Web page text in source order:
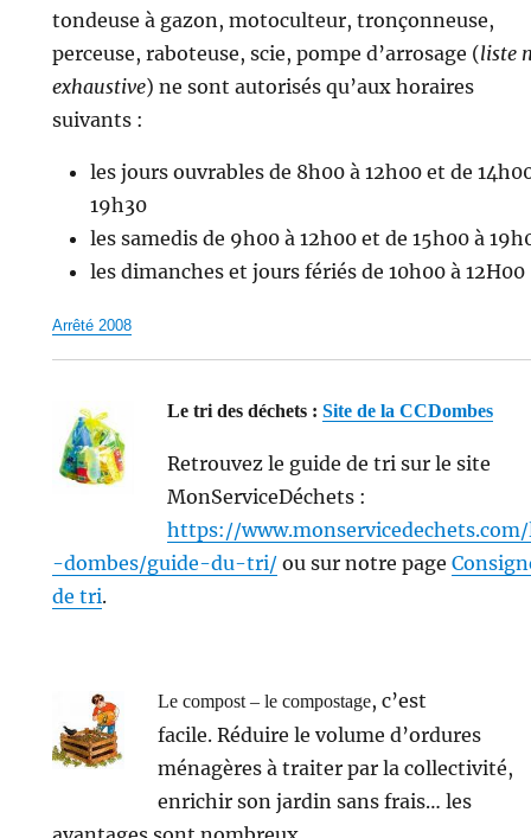
tondeuse à gazon, motoculteur, tronçonneuse,
perceuse, raboteuse, scie, pompe d’arrosage (liste
exhaustive) ne sont autorisés qu’aux horaires
suivants :
les jours ouvrables de 8h00 à 12h00 et de
19h30
les samedis de 9h00 à 12h00 et de 15h00 à
les dimanches et jours fériés de 10h00 à 12H00
Arrêté 2008
Le tri des déchets : Site de la CCDombes
Retrouvez le guide de tri sur le site
MonServiceDéchets :
https://
-dombes/guide-du-tri/ou sur notre page
de tri.
Le compost – le compostage, c’est
facile. Réduire le volume d’ordures
ménagères à traiter par la collectivité,
enrichir son jardin sans frais… les